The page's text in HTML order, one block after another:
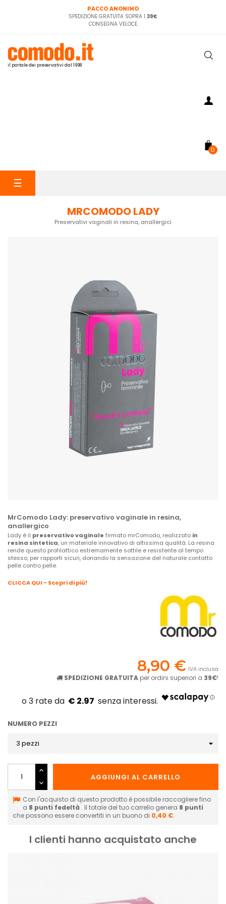
PACCO ANONIMO
SPEDIZIONE GRATUITA SOPRA I 39€
CONSEGNA VELOCE
il portale dei preservativi dal 1998
0
navigazione
☰
MRCOMODO LADY
Preservativi vaginali in resina, anallergici
MrComodo Lady: preservativo vaginale in resina,
anallergico
Lady è il preservativo vaginale firmato mrComodo, realizzato in
resina sintetica, un materiale innovativo di altissima qualità. La resina
rende questo profilattico estremamente sottile e resistente al tempo
stesso, per rapporti sicuri, donando la sensazione del naturale contatto
pelle contro pelle.
CLICCA QUI - Scopri di più!
8,90 € IVA inclusa
SPEDIZIONE GRATUITA per ordini superiori a 39€!
€ 2.97
NUMERO PEZZI
AGGIUNGI AL CARRELLO
Con l'acquisto di questo prodotto è possibile raccogliere fino
a 8 punti fedeltà . Il totale del tuo carrello genera 8 punti
che possono essere convertiti in un buono di 0,40 €.
I clienti hanno acquistato anche